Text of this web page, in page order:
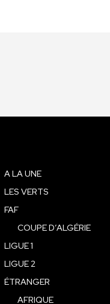
A LA UNE
LES VERTS
FAF
COUPE D’ALGÉRIE
LIGUE 1
LIGUE 2
ÉTRANGER
AFRIQUE